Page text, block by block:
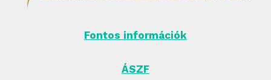
Fontos információk
ÁSZF